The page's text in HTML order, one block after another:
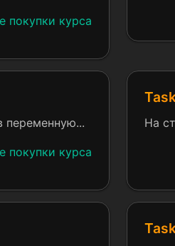
покупки курса
переменную...
покупки курса
На